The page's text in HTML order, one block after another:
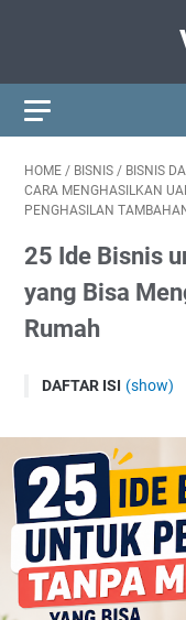
HOME / BISNIS / BISNIS
CARA MENGHASILKAN
PENGHASILAN
25 Ide Bisnis
yang Bisa
Rumah
DAFTAR ISI (show)
Melatih
Belajar
Menambah
Membangun
Kelebihan
Risiko yang